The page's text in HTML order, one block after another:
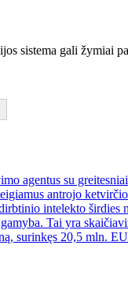
sistema gali žymiai
agentus su
antrojo
intelekto širdies
Tai yra
surinkęs 20,5 mln.